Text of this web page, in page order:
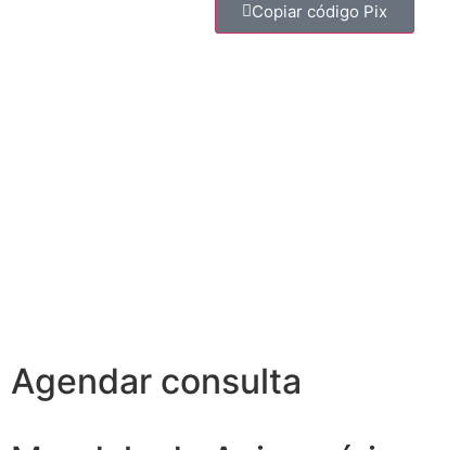
Copiar código Pix
Agendar consulta